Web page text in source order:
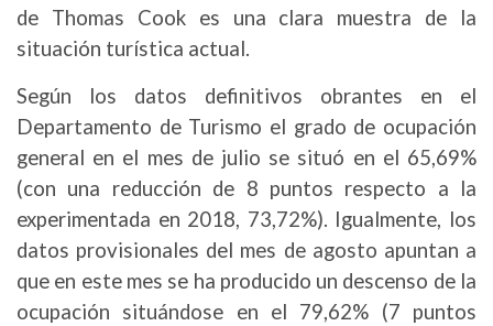
de Thomas Cook es una clara muestra de la
situación turística actual.
Según los datos definitivos obrantes en el
Departamento de Turismo el grado de ocupación
general en el mes de julio se situó en el 65,69%
(con una reducción de 8 puntos respecto a la
experimentada en 2018, 73,72%). Igualmente, los
datos provisionales del mes de agosto apuntan a
que en este mes se ha producido un descenso de la
ocupación situándose en el 79,62% (7 puntos